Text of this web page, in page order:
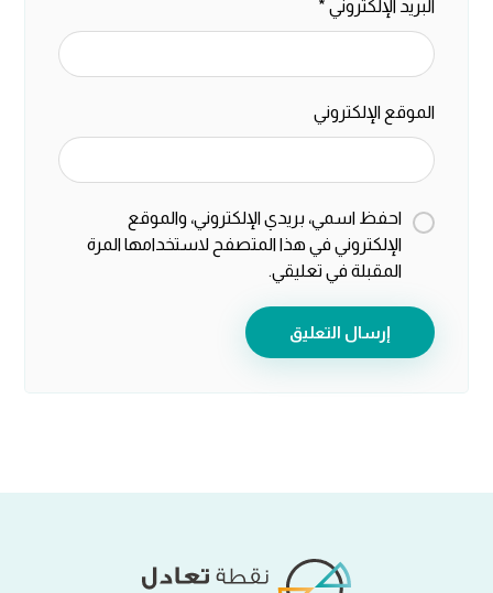
البريد الإلكتروني *
الموقع الإلكتروني
احفظ اسمي، بريدي الإلكتروني، والموقع
الإلكتروني في هذا المتصفح لاستخدامها المرة
المقبلة في تعليقي.
إرسال التعليق